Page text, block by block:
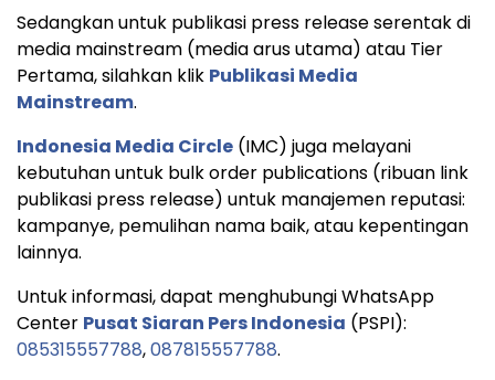
Sedangkan untuk publikasi press release serentak di
media mainstream (media arus utama) atau Tier
Pertama, silahkan klik Publikasi Media
Mainstream.
Indonesia Media Circle (IMC) juga melayani
kebutuhan untuk bulk order publications (ribuan link
publikasi press release) untuk manajemen reputasi:
kampanye, pemulihan nama baik, atau kepentingan
lainnya.
Untuk informasi, dapat menghubungi WhatsApp
Center Pusat Siaran Pers Indonesia (PSPI):
085315557788,087815557788.